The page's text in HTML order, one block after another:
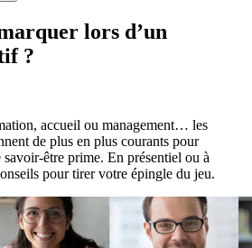
lors d’un
?
accueil ou management… les
de plus en plus courants pour
savoir-être prime. En présentiel ou à
pour tirer votre épingle du jeu.